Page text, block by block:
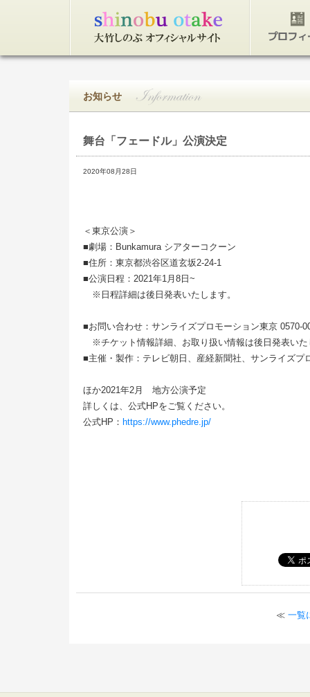
お知らせ
舞台「フェードル」公演決定
2020年08月28日
＜東京公演＞
■劇場：Bunkamura シアターコクーン
■住所：東京都渋谷区道玄坂2-24-1
■公演日程：2021年1月8日~
※日程詳細は後日発表いたします。
■お問い合わせ：サンライズプロモーション東京 0570-
※チケット情報詳細、お取り扱い情報は後日発表いた
■主催・製作：テレビ朝日、産経新聞社、サンライズプ
ほか2021年2月 地方公演予定
詳しくは、公式HPをご覧ください。
公式HP： https://www.phedre.jp/
≪ 一覧